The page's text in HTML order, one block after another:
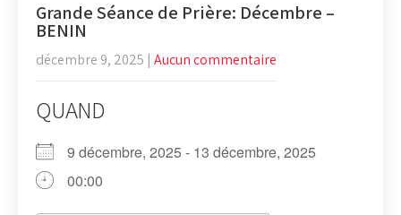
Grande Séance de Prière: Décembre –
BENIN
décembre 9, 2025 | Aucun commentaire
QUAND
9 décembre, 2025 - 13 décembre, 2025
00:00